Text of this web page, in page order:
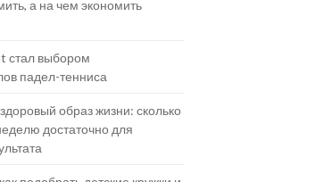
а на чем экономить
стал выбором
падел-тенниса
образ жизни: сколько
достаточно для